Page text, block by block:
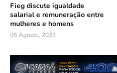
Fieg discute igualdade
salarial e remuneração entre
mulheres e homens
05 Agosto, 2023